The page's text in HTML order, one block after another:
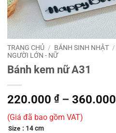
TRANG CHỦ / BÁNH SINH NHẬT /
NGƯỜI LỚN - NỮ
Bánh kem nữ A31
220.000 ₫ – 360.000
(Giá đã bao gồm VAT)
Size : 14 cm